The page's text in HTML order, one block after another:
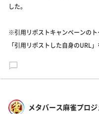
した。
※引用リポストキャンペーンの
「引用リポストした自身のURL
メタバース麻雀プロジ